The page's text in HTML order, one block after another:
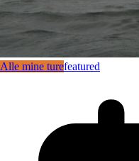
Alle mine turefeatured